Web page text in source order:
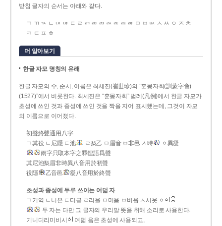
받침 글자의 순서는 아래와 같다.
ㄱ ㄲ ㄳ ㄴ ㄵ ㄶ ㄷ ㄹ ㄺ ㄻ ㄼ ㄽ ㄾ ㄿ ㅀ ㅁ ㅂ ㅄ ㅅ ㅆ ㅇ ㅈ ㅊ
ㅋ ㅌ ㅍ ㅎ
더 알아보기
한글 자모 명칭의 유래
한글 자모의 수, 순서, 이름은 최세진(崔世珍)의 “훈몽자회(訓蒙字會)
(1527)”에서 비롯한다. 최세진은 “훈몽자회” 범례(凡例)에서 한글 자모가
초성에 쓰인 것과 종성에 쓰인 것을 짝을 지어 표시했는데, 그것이 자모
의 이름으로 이어졌다.
初聲終聲通用八字
ㄱ其役 ㄴ尼隱 ㄷ池
ㄹ梨乙 ㅁ眉音 ㅂ非邑 ㅅ時
ㆁ異凝
兩字只取本字之釋俚語爲聲
其尼池梨眉非時異八音用於初聲
役隱
乙音邑 凝八音用於終聲
초성과 종성에 두루 쓰이는 여덟 자
ㄱ기역 ㄴ니은 ㄷ디귿 ㄹ리을 ㅁ미음 ㅂ비읍 ㅅ시옷 ㆁ
두 자는 다만 그 글자의 우리말 뜻을 취해 소리로 사용한다.
기니디리미비시
여덟 음은 초성에 사용되고,